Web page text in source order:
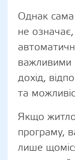
Однак
не
важливими
дохід,
та
Якщо житло
програму,
лише